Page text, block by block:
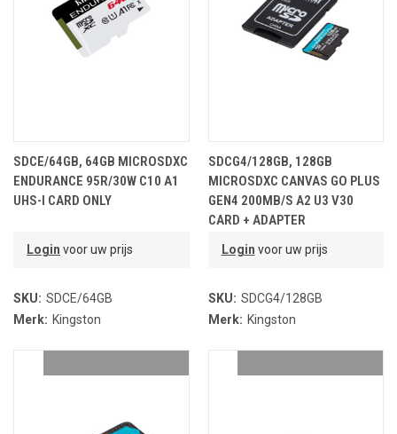
SDCE/64GB, 64GB MICROSDXC
ENDURANCE 95R/30W C10 A1
UHS-I CARD ONLY
Login voor uw prijs
SKU: SDCE/64GB
Merk: Kingston
SDCG4/128GB, 128GB
MICROSDXC CANVAS GO PLUS
GEN4 200MB/S A2 U3 V30
CARD + ADAPTER
Login voor uw prijs
SKU: SDCG4/128GB
Merk: Kingston